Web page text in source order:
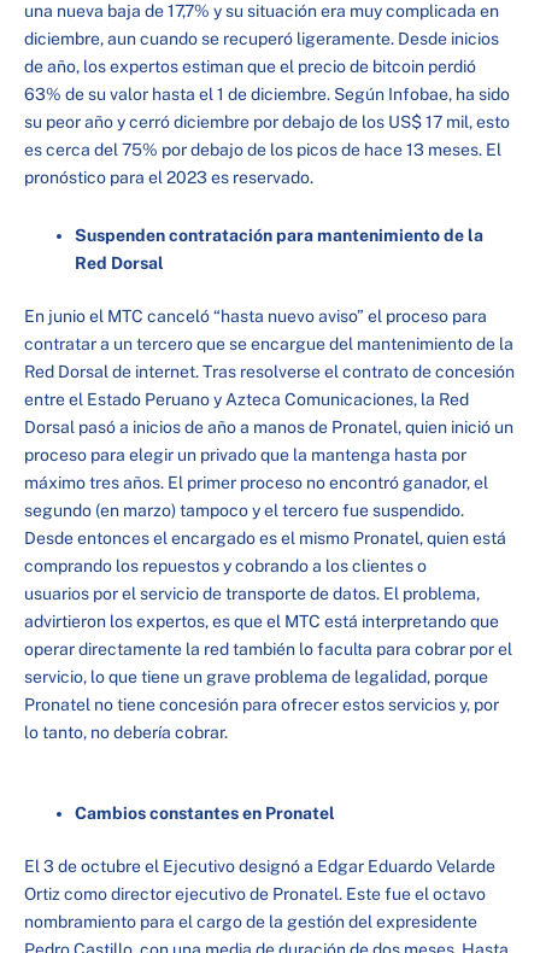
una nueva baja de 17,7% y su situación era muy complicada en
diciembre, aun cuando se recuperó ligeramente. Desde inicios
de año, los expertos estiman que el precio de bitcoin perdió
63% de su valor hasta el 1 de diciembre. Según Infobae, ha sido
su peor año y cerró diciembre por debajo de los US$ 17 mil, esto
es cerca del 75% por debajo de los picos de hace 13 meses. El
pronóstico para el 2023 es reservado.
Suspenden contratación para mantenimiento de la
Red Dorsal
En junio el MTC canceló “hasta nuevo aviso” el proceso para
contratar a un tercero que se encargue del mantenimiento de la
Red Dorsal de internet. Tras resolverse el contrato de concesión
entre el Estado Peruano y Azteca Comunicaciones, la Red
Dorsal pasó a inicios de año a manos de Pronatel, quien inició un
proceso para elegir un privado que la mantenga hasta por
máximo tres años. El primer proceso no encontró ganador, el
segundo (en marzo) tampoco y el tercero fue suspendido.
Desde entonces el encargado es el mismo Pronatel, quien está
comprando los repuestos y cobrando a los clientes o
usuarios por el servicio de transporte de datos. El problema,
advirtieron los expertos, es que el MTC está interpretando que
operar directamente la red también lo faculta para cobrar por el
servicio, lo que tiene un grave problema de legalidad, porque
Pronatel no tiene concesión para ofrecer estos servicios y, por
lo tanto, no debería cobrar.
Cambios constantes en Pronatel
El 3 de octubre el Ejecutivo designó a Edgar Eduardo Velarde
Ortiz como director ejecutivo de Pronatel. Este fue el octavo
nombramiento para el cargo de la gestión del expresidente